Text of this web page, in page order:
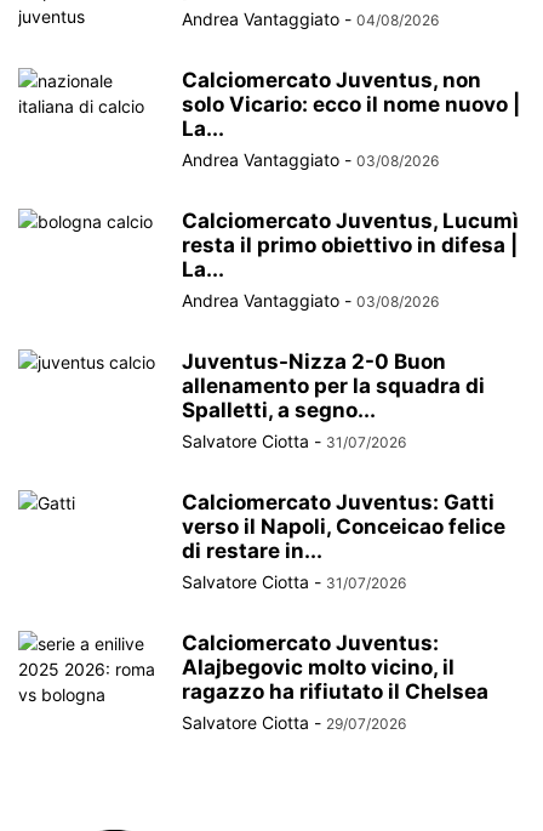
Andrea Vantaggiato - 04/08/2026
Calciomercato Juventus, non
solo Vicario: ecco il nome nuovo |
La...
Andrea Vantaggiato - 03/08/2026
Calciomercato Juventus, Lucumì
resta il primo obiettivo in difesa |
La...
Andrea Vantaggiato - 03/08/2026
Juventus-Nizza 2-0 Buon
allenamento per la squadra di
Spalletti, a segno...
Salvatore Ciotta - 31/07/2026
Calciomercato Juventus: Gatti
verso il Napoli, Conceicao felice
di restare in...
Salvatore Ciotta - 31/07/2026
Calciomercato Juventus:
Alajbegovic molto vicino, il
ragazzo ha rifiutato il Chelsea
Salvatore Ciotta - 29/07/2026